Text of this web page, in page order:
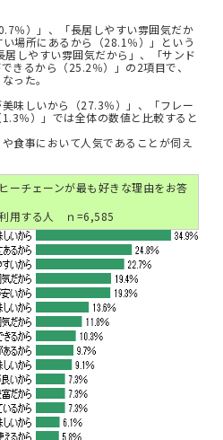
％）」、「長居しやすい雰囲気だか
場所にあるから（28.1％）」という
しやすい雰囲気だから」、「サンド
きるから（25.2％）」の2項目で、
った。
味しいから（27.3％）」、「フレー
％）」では全体の数値と比較すると
食事において人気であることが伺え
ーチェーンが最も好きな理由をお答
用する人 ｎ=6,585